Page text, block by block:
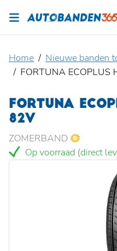
Home
Nieuwe banden
FORTUNA
FORTUNA
82V
ZOMERBAND
Op voorraad (direct